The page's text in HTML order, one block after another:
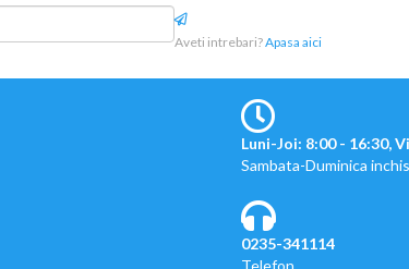
Aveti intrebari?Apasa aici
Luni-Joi: 8:00 - 16:30,
Sambata-Duminica inchis
0235-341114
Telefon